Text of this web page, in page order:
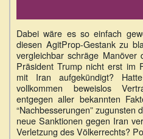
Dabei wäre es so einfach
diesen AgitProp-Gestank zu
vergleichbar schräge
Präsident Trump nicht erst im
mit Iran aufgekündigt?
vollkommen beweislos
entgegen aller bekannten
“Nachbesserungen” zugunsten
neue Sanktionen gegen Iran
Verletzung des Völkerrechts?